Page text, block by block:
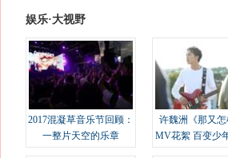
娱乐·大视野
2017混凝草音乐节回顾：
一整片天空的乐章
许魏洲《那又
MV花絮 百变少